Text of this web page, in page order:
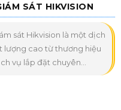
SÁT HIKVISION
sát Hikvision là một dịch
lượng cao từ thương hiệu
vụ lắp đặt chuyên...